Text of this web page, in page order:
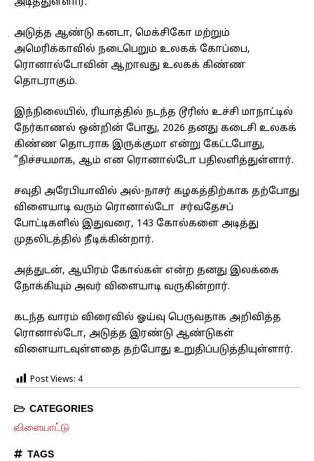
அடித்துள்ளார்.
அடுத்த ஆண்டு கனடா, மெக்சிகோ மற்றும்
அமெரிக்காவில் நடைபெறும் உலகக் கோப்பை,
ரொனால்டோவின் ஆறாவது உலகக் கிண்ண
தொடராகும்.
இந்நிலையில், ரியாத்தில் நடந்த டூரிஸ் உச்சி மாநாட்டில்
நேர்காணல் ஒன்றின் போது, 2026 தனது கடைசி உலகக்
கிண்ண தொடராக இருக்குமா என்று கேட்டபோது, ​​
”நிச்சயமாக, ஆம் என ரொனால்டோ பதிலளித்துள்ளார்.
சவுதி அரேபியாவில் அல்-நாசர் கழகத்திற்காக தற்போது
விளையாடி வரும் ரொனால்டோ சர்வதேசப்
போட்டிகளில் இதுவரை, 143 கோல்களை அடித்து
முதலிடத்தில் நீடிக்கின்றார்.
அத்துடன், ஆயிரம் கோல்கள் என்ற தனது இலக்கை
நோக்கியும் அவர் விளையாடி வருகின்றார்.
கடந்த வாரம் விரைவில் ஓய்வு பெருவதாக அறிவித்த
ரொனால்டோ, அடுத்த இரண்டு ஆண்டுகள்
விளையாடவுள்ளதை தற்போது உறுதிப்படுத்தியுள்ளார்.
Post Views: 4
CATEGORIES
விளையாட்டு
TAGS